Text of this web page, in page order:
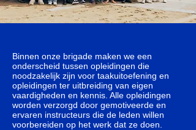
Binnen onze brigade maken we een
onderscheid tussen opleidingen die
noodzakelijk zijn voor taakuitoefening en
opleidingen ter uitbreiding van eigen
vaardigheden en kennis. Alle opleidingen
worden verzorgd door gemotiveerde en
ervaren instructeurs die de leden willen
voorbereiden op het werk dat ze doen.